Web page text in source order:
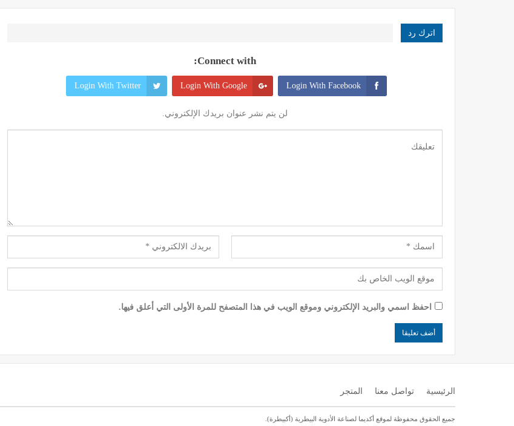
اترك رد
Connect with:
Login With Facebook
Login With Google
Login With Twitter
لن يتم نشر عنوان بريدك الإلكتروني.
احفظ اسمي والبريد الإلكتروني وموقع الويب في هذا المتصفح للمرة الأولى التي أعلق فيها.
الرئيسية تواصل معنا المتجر
جميع الحقوق محفوظة لموقع أكديما لصناعة الأدوية البيطرية (أكبيطرة).